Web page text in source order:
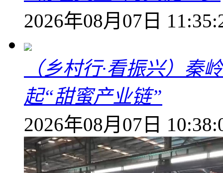
2026年08月07日
（乡村行·看振兴）秦
起“甜蜜产业链”
2026年08月07日